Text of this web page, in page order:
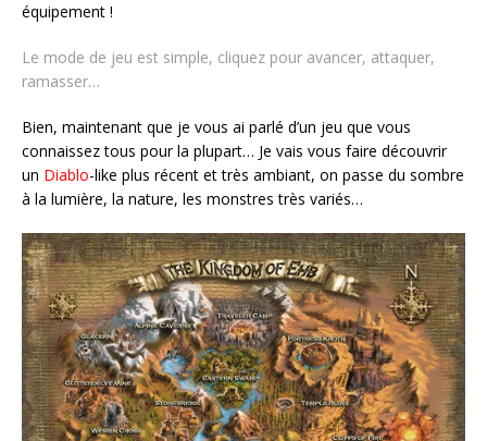
équipement !
Le mode de jeu est simple, cliquez pour avancer, attaquer,
ramasser…
Bien, maintenant que je vous ai parlé d’un jeu que vous
connaissez tous pour la plupart… Je vais vous faire découvrir
un Diablo-like plus récent et très ambiant, on passe du sombre
à la lumière, la nature, les monstres très variés…